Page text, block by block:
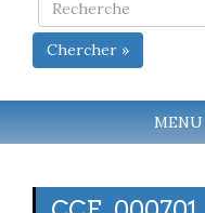
Chercher »